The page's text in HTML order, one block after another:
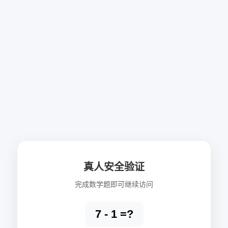
真人安全验证
完成数学题即可继续访问
7 - 1 =?